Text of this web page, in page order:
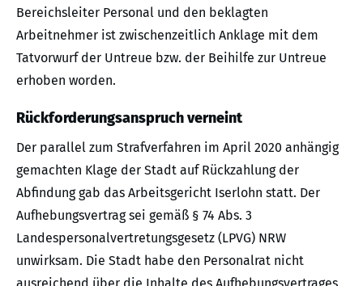
Bereichsleiter Personal und den beklagten
Arbeitnehmer ist zwischenzeitlich Anklage mit dem
Tatvorwurf der Untreue bzw. der Beihilfe zur Untreue
erhoben worden.
Rückforderungsanspruch verneint
Der parallel zum Strafverfahren im April 2020 anhängig
gemachten Klage der Stadt auf Rückzahlung der
Abfindung gab das Arbeitsgericht Iserlohn statt. Der
Aufhebungsvertrag sei gemäß § 74 Abs. 3
Landespersonalvertretungsgesetz (LPVG) NRW
unwirksam. Die Stadt habe den Personalrat nicht